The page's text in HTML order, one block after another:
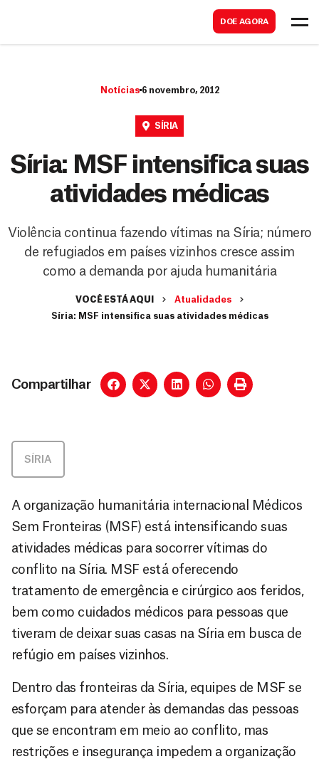
DOE AGORA
Notícias 6 novembro, 2012
SÍRIA
Síria: MSF intensifica suas
atividades médicas
Violência continua fazendo vítimas na Síria; número
de refugiados em países vizinhos cresce assim
como a demanda por ajuda humanitária
VOCÊ ESTÁ AQUI
Atualidades
Síria: MSF intensifica suas atividades médicas
Compartilhar
SÍRIA
A organização humanitária internacional Médicos
Sem Fronteiras (MSF) está intensificando suas
atividades médicas para socorrer vítimas do
conflito na Síria. MSF está oferecendo
tratamento de emergência e cirúrgico aos feridos,
bem como cuidados médicos para pessoas que
tiveram de deixar suas casas na Síria em busca de
refúgio em países vizinhos.
Dentro das fronteiras da Síria, equipes de MSF se
esforçam para atender às demandas das pessoas
que se encontram em meio ao conflito, mas
restrições e insegurança impedem a organização
a
r